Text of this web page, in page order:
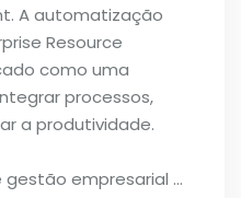
A automatização
Resource
como uma
processos,
a produtividade.
gestão empresarial …